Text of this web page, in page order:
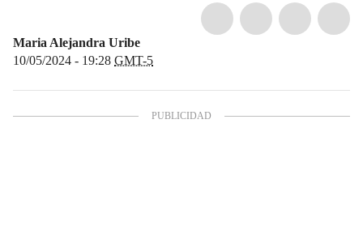
Maria Alejandra Uribe
10/05/2024 - 19:28 GMT-5